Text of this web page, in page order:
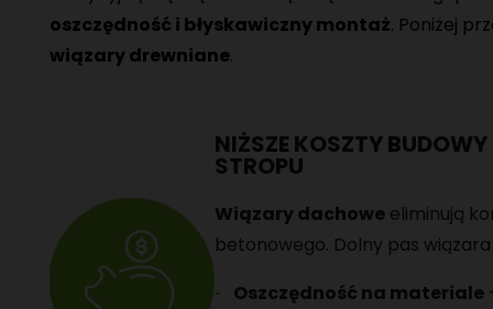
oszczędność i błyskawiczny montaż. Poniżej
wiązary drewniane.
NIŻSZE KOSZTY
STROPU
Wiązary dachowe eliminują
betonowego. Dolny pas
Oszczędność na materiale